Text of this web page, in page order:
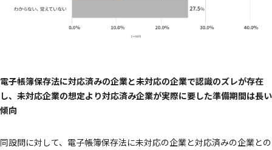
電子帳簿保存法に対応済みの企業と未対応の企業で認識のズレが存在
し、未対応企業の想定より対応済み企業が実際に要した準備期間は長い
傾向
同設問に対して、電子帳簿保存法に未対応の企業と対応済みの企業との